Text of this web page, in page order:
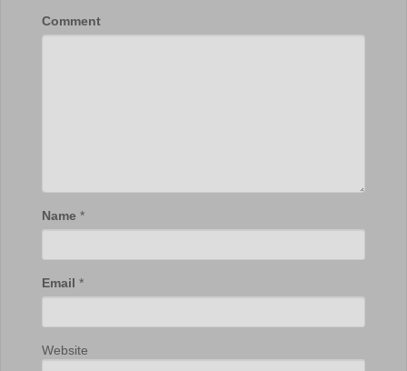
Comment
Name *
Email *
Website